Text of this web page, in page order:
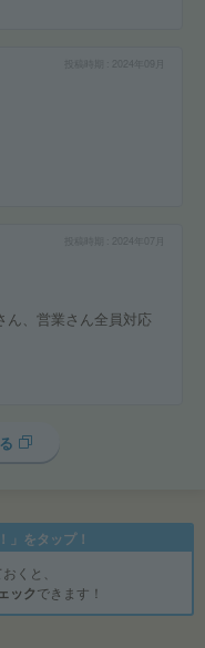
2024年09月
2024年07月
ん、営業さん全員対応
をタップ！
くと、
ックできます！